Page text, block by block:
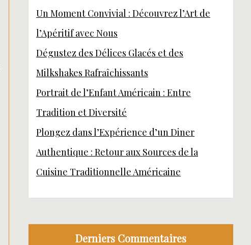
Un Moment Convivial : Découvrez l’Art de
l’Apéritif avec Nous
Dégustez des Délices Glacés et des
Milkshakes Rafraîchissants
Portrait de l’Enfant Américain : Entre
Tradition et Diversité
Plongez dans l’Expérience d’un Diner
Authentique : Retour aux Sources de la
Cuisine Traditionnelle Américaine
Derniers Commentaires